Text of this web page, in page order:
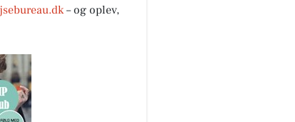
– og oplev,